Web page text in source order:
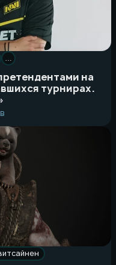
…
на
турнирах.